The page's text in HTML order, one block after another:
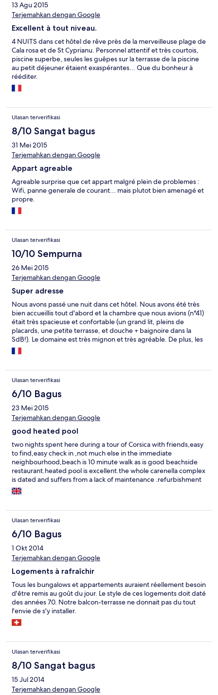
13 Agu 2015
Terjemahkan dengan Google
Excellent à tout niveau.
4 NUITS dans cet hôtel de rêve près de la merveilleuse plage de
Cala rosa et de St Cyprianu. Personnel attentif et très courtois,
piscine superbe, seules les guêpes sur la terrasse de la piscine
au petit déjeuner étaient exaspérantes... Que du bonheur à
rééditer.
Ulasan terverifikasi
8/10 Sangat bagus
31 Mei 2015
Terjemahkan dengan Google
Appart agreable
Agreable surprise que cet appart malgré plein de problemes :
Wifi, panne generale de courant... mais plutot bien amenagé et
propre.
Ulasan terverifikasi
10/10 Sempurna
26 Mei 2015
Terjemahkan dengan Google
Super adresse
Nous avons passé une nuit dans cet hôtel. Nous avons été très
bien accueillis tout d'abord et la chambre que nous avions (n°41)
était très spacieuse et confortable (un grand lit, pleins de
placards, une petite terrasse, et douche + baignoire dans la
SdB!). Le domaine est très mignon et très agréable. De plus, les
prix sont très raisonnables pour la région, nous recommandons !
Ulasan terverifikasi
6/10 Bagus
23 Mei 2015
Terjemahkan dengan Google
good heated pool
two nights spent here during a tour of Corsica with friends,easy
to find,easy check in ,not much else in the immediate
neighbourhood,beach is 10 minute walk as is good beachside
restaurant.heated pool is excellent.the whole carenella complex
is dated and suffers from a lack of maintenance .refurbishment
is overdue.ok for short stay if price is right.
Ulasan terverifikasi
6/10 Bagus
1 Okt 2014
Terjemahkan dengan Google
Logements à rafraîchir
Tous les bungalows et appartements auraient réellement besoin
d'être remis au goût du jour. Le style de ces logements doit daté
des années 70. Notre balcon-terrasse ne donnait pas du tout
l'envie de s'y installer.
Ulasan terverifikasi
8/10 Sangat bagus
15 Jul 2014
Terjemahkan dengan Google